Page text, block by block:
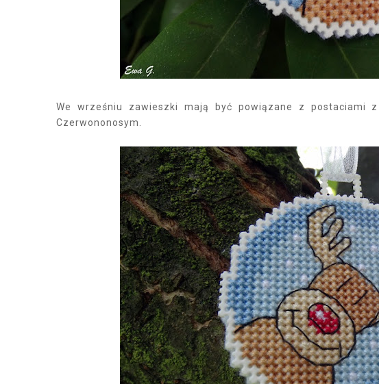
We wrześniu zawieszki mają być powiązane z postaciami
Czerwononosym.